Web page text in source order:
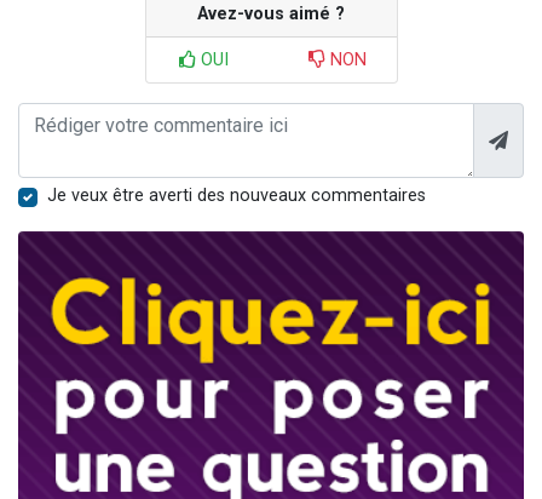
Avez-vous aimé ?
OUI NON
Je veux être averti des nouveaux commentaires